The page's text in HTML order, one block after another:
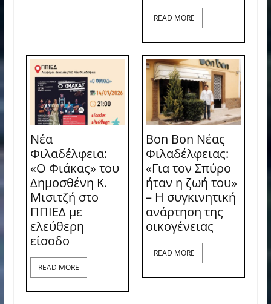
READ MORE
Νέα
Φιλαδέλφεια:
«Ο Φιάκας» του
Δημοσθένη Κ.
Μισιτζή στο
ΠΠΙΕΔ με
ελεύθερη
είσοδο
READ MORE
Bon Bon Νέας
Φιλαδέλφειας:
«Για τον Σπύρο
ήταν η ζωή του»
– Η συγκινητική
ανάρτηση της
οικογένειας
READ MORE